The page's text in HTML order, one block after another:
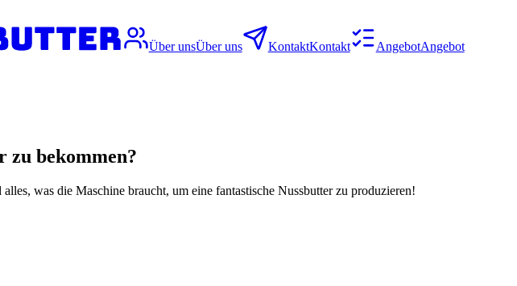
Über unsÜber uns KontaktKontakt AngebotAngebot
zu bekommen?
was die Maschine braucht, um eine fantastische Nussbutter zu produzieren!